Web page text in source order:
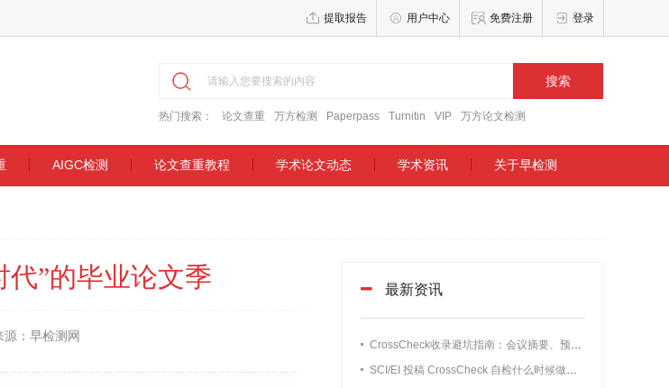
提取报告 用户中心 免费注册 登录
搜索
热门搜索： 论文查重 万方检测 Paperpass Turnitin VIP 万方论文检测
AIGC检测 论文查重教程 学术论文动态 学术资讯 关于早检测
代”的毕业论文季
源：早检测网
最新资讯
CrossCheck收录避坑指南：会议摘要、预印本、知网学位论文要不要改写？
SCI/EI 投稿 CrossCheck 自检什么时候做最合适？实测数据告诉你最佳预检时间